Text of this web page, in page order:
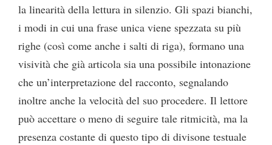
la linearità della lettura in silenzio. Gli spazi bianchi,
i modi in cui una frase unica viene spezzata su più
righe (così come anche i salti di riga), formano una
visività che già articola sia una possibile intonazione
che un’interpretazione del racconto, segnalando
inoltre anche la velocità del suo procedere. Il lettore
può accettare o meno di seguire tale ritmicità, ma la
presenza costante di questo tipo di divisone testuale